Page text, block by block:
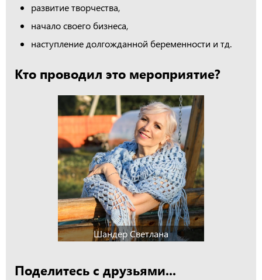
развитие творчества,
начало своего бизнеса,
наступление долгожданной беременности и тд.
Кто проводил это мероприятие?
Шандер Светлана
Поделитесь с друзьями...